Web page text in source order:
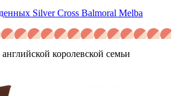
Silver Cross Balmoral Melba
королевской семьи